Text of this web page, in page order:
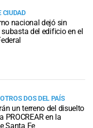
CIUDAD
nacional dejó sin
del edificio en el
DOS DEL PAÍS
un terreno del disuelto
PROCREAR en la
Santa Fe